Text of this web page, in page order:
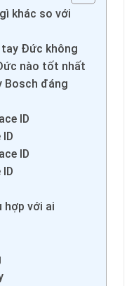
khác so với
tay Đức không
nào tốt nhất
Bosch đáng
ID
ID
hợp với ai